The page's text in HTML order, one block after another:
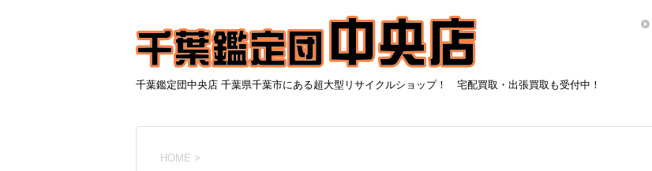
千葉鑑定団中央店 千葉県千葉市にある超大型リサイクルショップ！ 宅配買取・出張買取も受付中！
HOME >